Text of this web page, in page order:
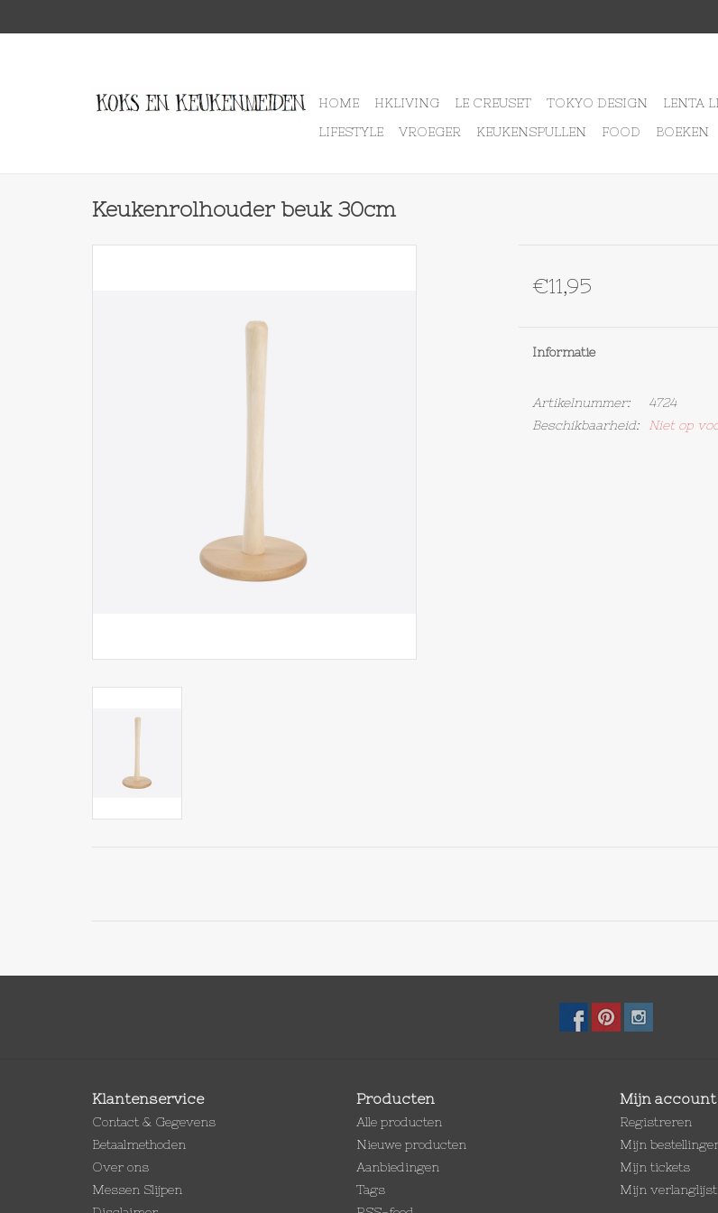
HOME HKLIVING LE CREUSET TOKYO DESIGN LENTA
LIFESTYLE
VROEGER KEUKENSPULLEN FOOD BOEKEN
Keukenrolhouder beuk 30cm
€11,95
Informatie
Artikelnummer:
4724
Beschikbaarheid:
Niet op
Klantenservice
Contact & Gegevens
Betaalmethoden
Over ons
Messen Slijpen
Producten
Alle producten
Nieuwe producten
Aanbiedingen
Tags
Mijn account
Registreren
Mijn
Mijn tickets
Mijn verlanglijst